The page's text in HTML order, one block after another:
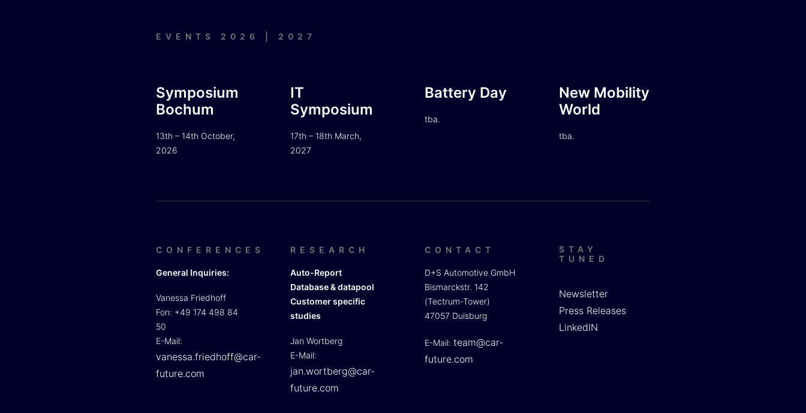
EVENTS 2026 | 2027
Symposium
Bochum
13th – 14th October,
2026
IT
Symposium
17th – 18th March,
2027
Battery Day
tba.
New Mobility
World
tba.
CONFERENCES
General Inquiries:
Vanessa Friedhoff
Fon: +49 174 498 84
50
E-Mail:
vanessa.friedhoff@car-
future.com
RESEARCH
Auto-Report
Database & datapool
Customer specific
studies
Jan Wortberg
E-Mail:
jan.wortberg@car-
future.com
CONTACT
D+S Automotive GmbH
Bismarckstr. 142
(Tectrum-Tower)
47057 Duisburg
E-Mail: team@car-
future.com
STAY
TUNED
Newsletter
Press Releases
LinkedIN